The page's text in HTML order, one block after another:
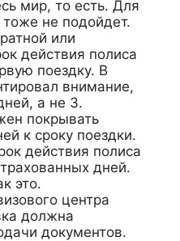
мир, то есть. Для
тоже не подойдет.
или
действия полиса
поездку. В
внимание,
а не 3.
покрывать
к сроку поездки.
действия полиса
дней.
это.
центра
должна
документов.